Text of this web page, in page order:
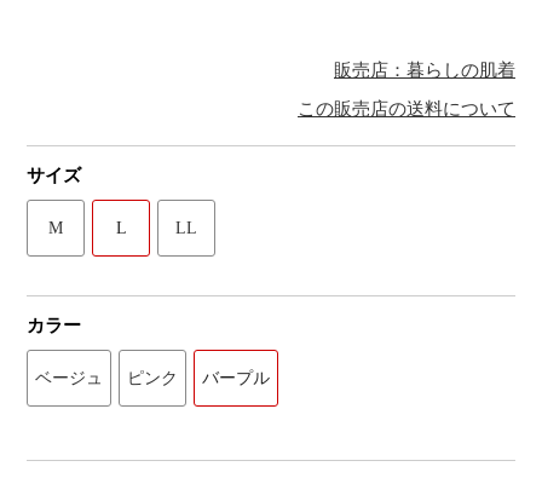
販売店：暮らしの肌着
この販売店の送料について
サイズ
M L LL
カラー
ベージュ ピンク バープル